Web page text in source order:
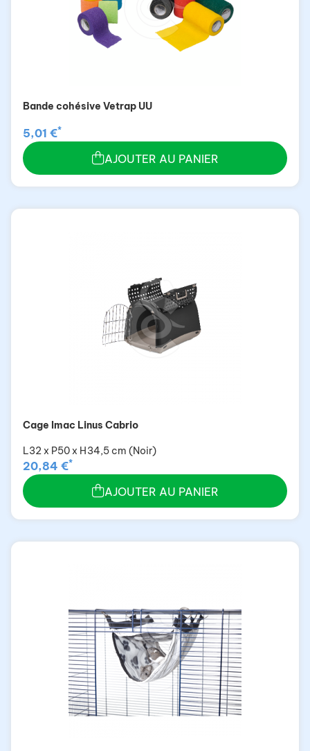
Bande cohésive Vetrap UU
5,01 €*
AJOUTER AU PANIER
Cage Imac Linus Cabrio
L32 x P50 x H34,5 cm (Noir)
20,84 €*
AJOUTER AU PANIER